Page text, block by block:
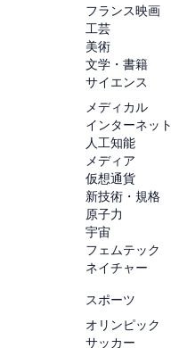
フランス映画
工芸
美術
文学・書籍
サイエンス
メディカル
インターネット
人工知能
メディア
仮想通貨
新技術・規格
原子力
宇宙
フェムテック
ネイチャー
スポーツ
オリンピック
サッカー